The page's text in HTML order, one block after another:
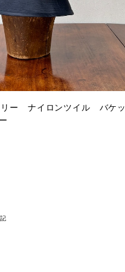
ー ナイロンツイル バケッ